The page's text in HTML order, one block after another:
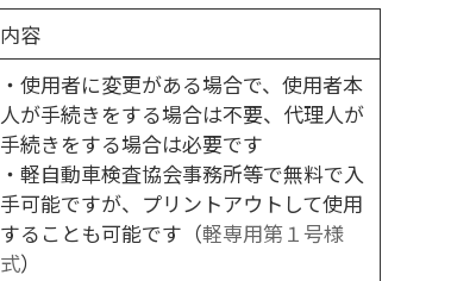
内容
・使用者に変更がある場合で、使用者本
人が手続きをする場合は不要、代理人が
手続きをする場合は必要です
・軽自動車検査協会事務所等で無料で入
手可能ですが、プリントアウトして使用
することも可能です（軽専用第１号様
式）